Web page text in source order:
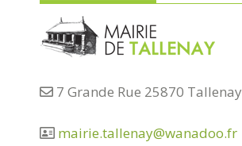
7 Grande Rue 25870 Tallenay
mairie.tallenay@wanadoo.fr